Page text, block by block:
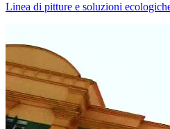
Linea di pitture e soluzioni